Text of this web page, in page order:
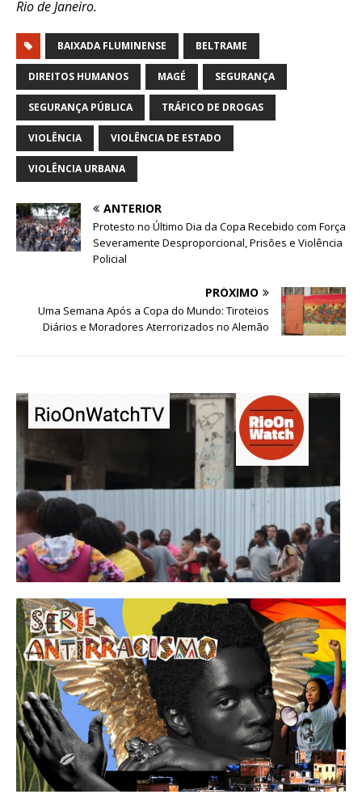
Rio de Janeiro.
BAIXADA FLUMINENSE BELTRAME
DIREITOS HUMANOS MAGÉ SEGURANÇA
SEGURANÇA PÚBLICA TRÁFICO DE DROGAS
VIOLÊNCIA VIOLÊNCIA DE ESTADO
VIOLÊNCIA URBANA
ANTERIOR
Protesto no Último Dia da Copa Recebido com Força
Severamente Desproporcional, Prisões e Violência
Policial
PRÓXIMO
Uma Semana Após a Copa do Mundo: Tiroteios
Diários e Moradores Aterrorizados no Alemão